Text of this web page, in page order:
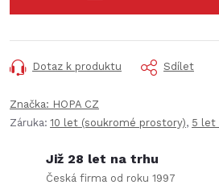
Dotaz k produktu Sdílet
Značka: HOPA CZ
Záruka: 10 let (soukromé prostory), 5 let
Již 28 let na trhu
Česká firma od roku 1997